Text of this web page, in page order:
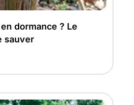
dormance ? Le
sauver